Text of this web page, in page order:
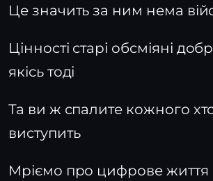
Це значить за ним нема
Цінності старі обсміяні
якісь тоді
Та ви ж спалите кожного
виступить
Мріємо про цифрове життя